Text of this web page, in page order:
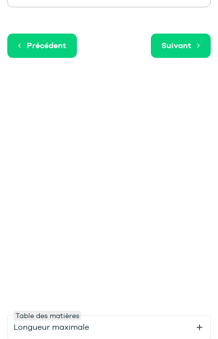
Précédent Suivant
Table des matières
Longueur maximale